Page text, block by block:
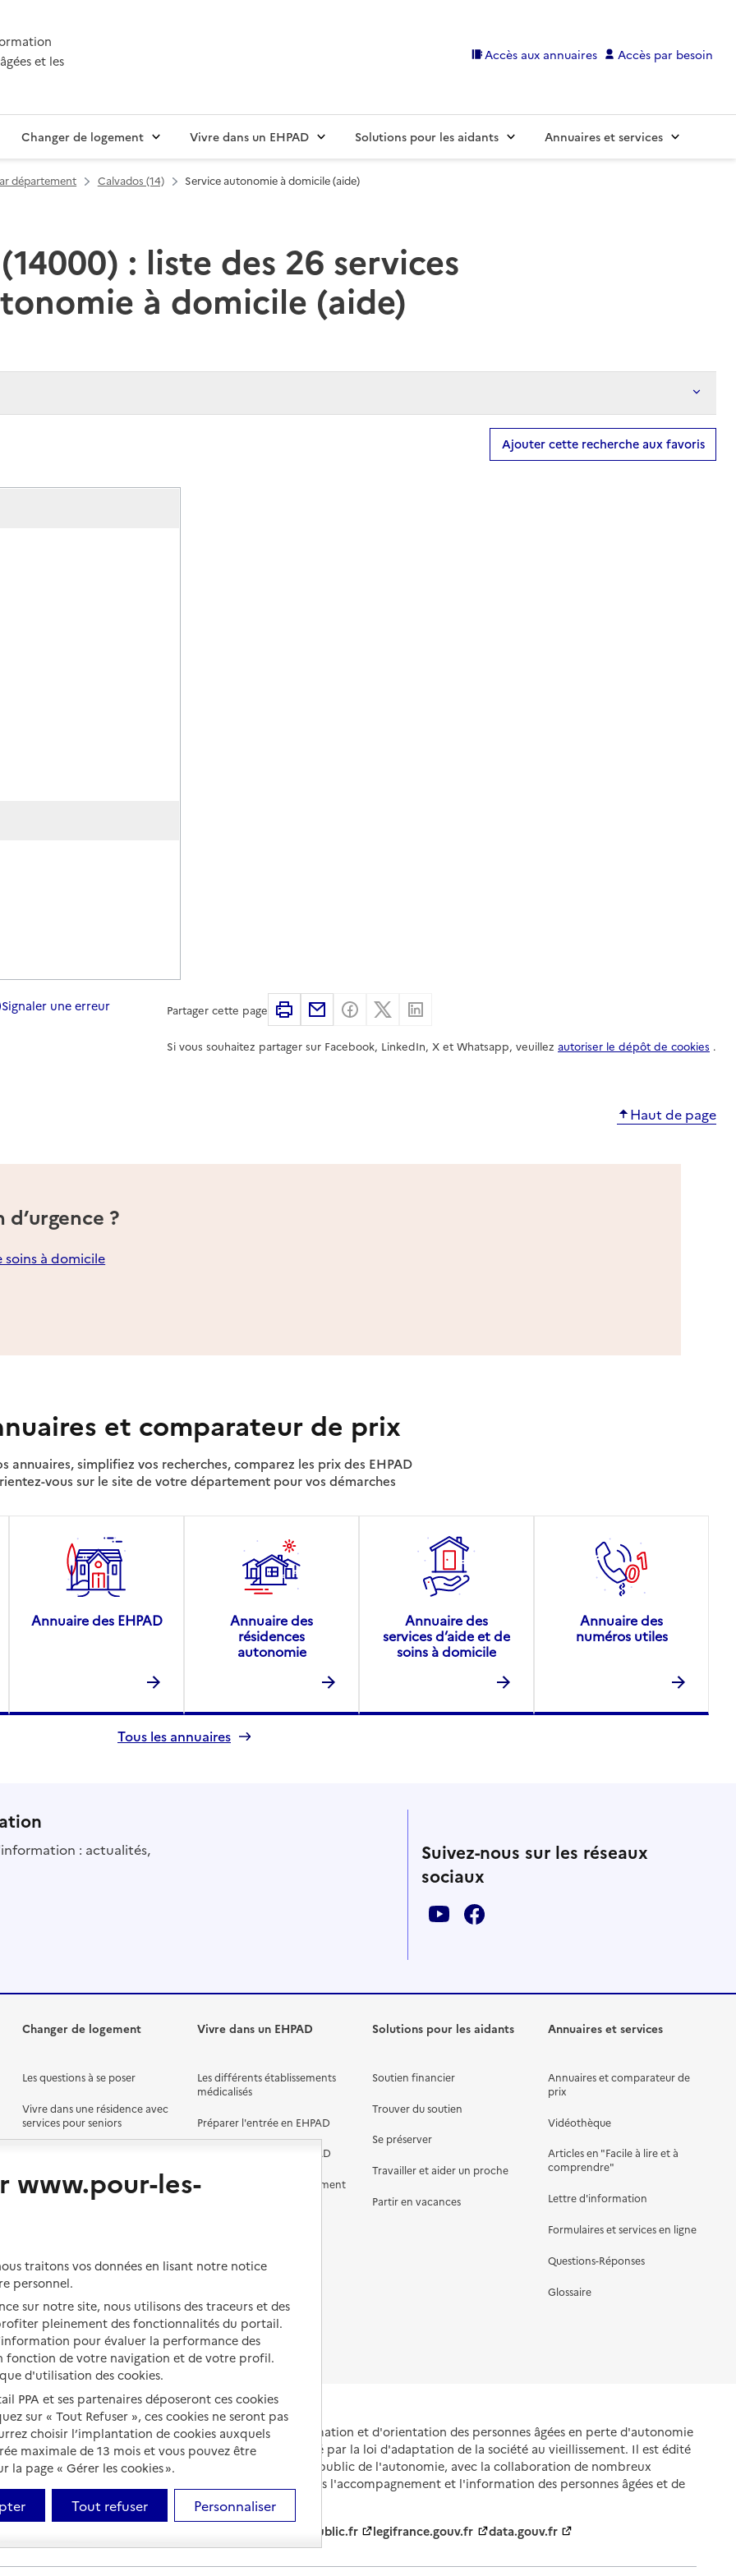
et les
Accès aux annuaires Accès par besoin
Changer de logement Vivre dans un EHPAD Solutions pour les aidants Annuaires et services
département Calvados (14) Service autonomie à domicile (aide)
: liste des 26 services
à domicile (aide)
Ajouter cette recherche aux favoris
Signaler une erreur Partager cette page ImprimerPartager par email
Partager sur Facebook
Partager sur X
Si vous souhaitez partager sur Facebook, LinkedIn, X et Whatsapp, veuillez autoriser le dépôt de cookies .
Haut de page
?
soins à domicile
et comparateur de prix
annuaires, simplifiez vos recherches, comparez les prix des EHPAD
vous sur le site de votre département pour vos démarches
Annuaire des EHPAD
Annuaire des
résidences
autonomie
Annuaire des
services d’aide et de
soins à domicile
Annuaire des
numéros utiles
Tous les annuaires
: actualités,
Suivez-nous sur les réseaux
sociaux
Changer de logement
Les questions à se poser
Vivre dans une résidence avec
services pour seniors
Vivre en accueil familial
Vivre dans un EHPAD
Les différents établissements
médicalisés
Préparer l'entrée en EHPAD
Aides financières en EHPAD
Prévention, accompagnement
Droits en EHPAD
Fin de vie en EHPAD
Solutions pour les aidants
Soutien financier
Trouver du soutien
Se préserver
Travailler et aider un proche
Partir en vacances
Annuaires et services
Annuaires et comparateur de
prix
Vidéothèque
Articles en "Facile à lire et à
comprendre"
Lettre d'information
Formulaires et services en ligne
Questions-Réponses
Glossaire
Portail national d'information et d'orientation des personnes âgées en perte d'autonomie
et de leurs proches, créé par la loi d'adaptation de la société au vieillissement. Il est édité
et animé par le Service public de l'autonomie, avec la collaboration de nombreux
partenaires engagés dans l'accompagnement et l'information des personnes âgées et de
leurs aidants.
service-public.fr legifrance.gouv.fr data.gouv.fr
www.pour-les-
traitons vos données en lisant notre notice
personnel.
sur notre site, nous utilisons des traceurs et des
pleinement des fonctionnalités du portail.
pour évaluer la performance des
fonction de votre navigation et de votre profil.
d'utilisation des cookies.
PPA et ses partenaires déposeront ces cookies
sur « Tout Refuser », ces cookies ne seront pas
choisir l’implantation de cookies auxquels
maximale de 13 mois et vous pouvez être
page « Gérer les cookies ».
Tout refuser Personnaliser